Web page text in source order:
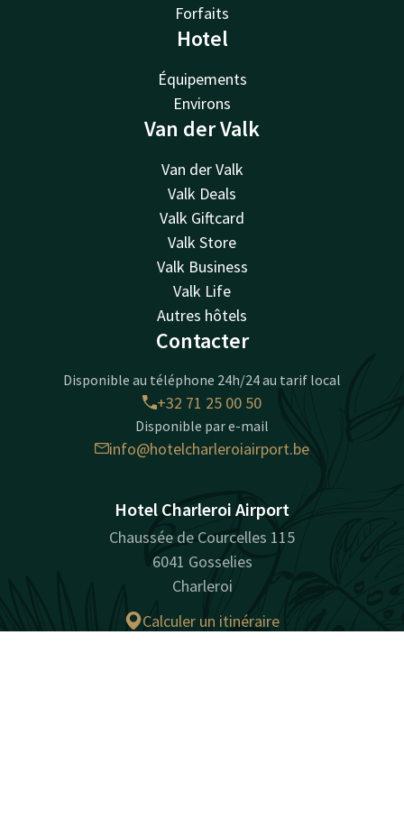
Forfaits
Hotel
Équipements
Environs
Van der Valk
Van der Valk
Valk Deals
Valk Giftcard
Valk Store
Valk Business
Valk Life
Autres hôtels
Contacter
Disponible au téléphone 24h/24 au tarif local
+32 71 25 00 50
Disponible par e-mail
info@hotelcharleroiairport.be
Hotel Charleroi Airport
Chaussée de Courcelles 115
6041 Gosselies
Charleroi
Calculer un itinéraire